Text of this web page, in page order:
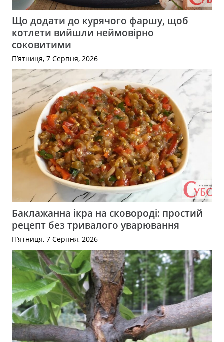
Що додати до курячого фаршу, щоб
котлети вийшли неймовірно
соковитими
П’ятниця, 7 Серпня, 2026
Баклажанна ікра на сковороді: простий
рецепт без тривалого уварювання
П’ятниця, 7 Серпня, 2026